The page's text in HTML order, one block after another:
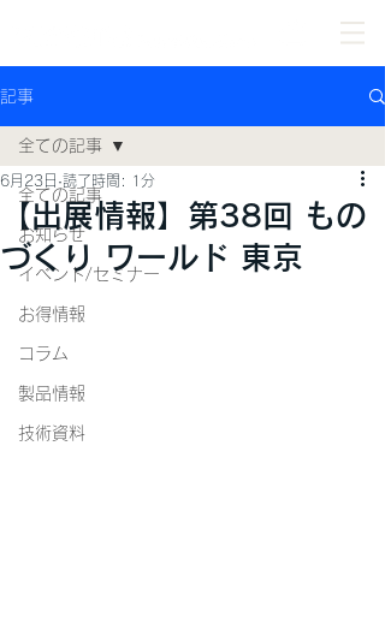
記事
全ての記事
お知らせ
イベント/セミナー
お得情報
コラム
製品情報
技術資料
全ての記事
【出展情報】第38回 もの
づくり ワールド 東京
6月23日 読了時間: 1分